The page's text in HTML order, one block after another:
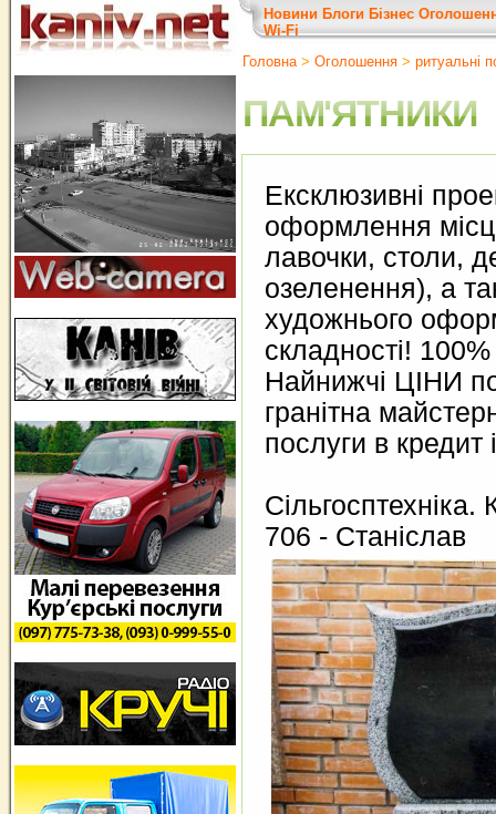
Новини Блоги Бізнес
Wi-Fi
Головна> Оголошення > ритуальні
ПАМ'ЯТНИКИ
Ексклюзивні
оформлення
лавочки, столи,
озеленення), а
художнього
складності!
Найнижчі ЦІНИ
гранітна
послуги в кредит
706 - Станіслав